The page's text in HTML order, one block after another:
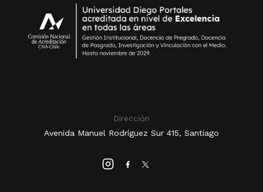
Dirección
Avenida Manuel Rodríguez Sur 415, Santiago